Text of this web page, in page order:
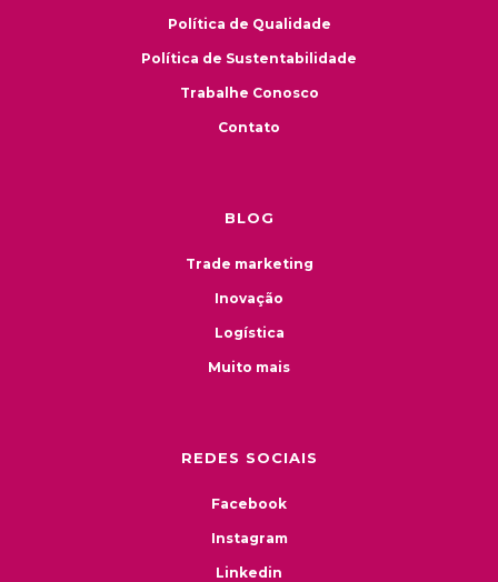
Política de Qualidade
Política de Sustentabilidade
Trabalhe Conosco
Contato
BLOG
Trade marketing
Inovação
Logística
Muito mais
REDES SOCIAIS
Facebook
Instagram
Linkedin